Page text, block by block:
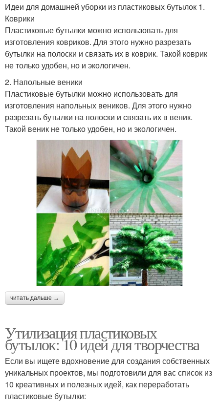
Идеи для домашней уборки из пластиковых бутылок 1.
Коврики
Пластиковые бутылки можно использовать для
изготовления ковриков. Для этого нужно разрезать
бутылки на полоски и связать их в коврик. Такой коврик
не только удобен, но и экологичен.
2. Напольные веники
Пластиковые бутылки можно использовать для
изготовления напольных веников. Для этого нужно
разрезать бутылки на полоски и связать их в веник.
Такой веник не только удобен, но и экологичен.
читать дальше →
Утилизация пластиковых
бутылок: 10 идей для творчества
Если вы ищете вдохновение для создания собственных
уникальных проектов, мы подготовили для вас список из
10 креативных и полезных идей, как переработать
пластиковые бутылки: